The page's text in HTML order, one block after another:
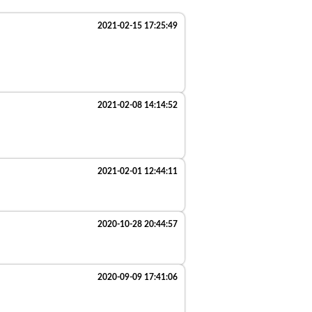
2021-02-15 17:25:49
2021-02-08 14:14:52
2021-02-01 12:44:11
2020-10-28 20:44:57
2020-09-09 17:41:06